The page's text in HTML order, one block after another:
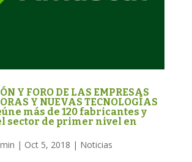
Y FORO DE LAS EMPRESAS
Y NUEVAS TECNOLOGÍAS
más de 120 fabricantes y
sector de primer nivel en
| Oct 5, 2018 | Noticias